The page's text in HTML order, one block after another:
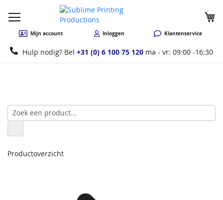
Mijn account Inloggen Klantenservice
Hulp nodig? Bel +31 (0) 6 100 75 120 ma - vr: 09:00 -16:30
Productoverzicht